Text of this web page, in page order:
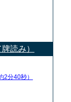
読み）
2分40秒）